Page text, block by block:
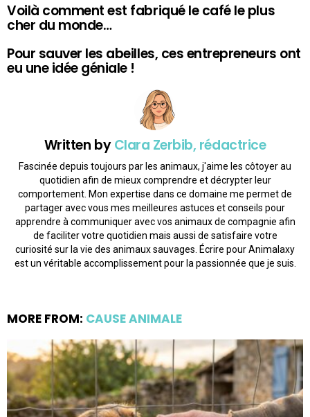
Voilà comment est fabriqué le café le plus
cher du monde…
Pour sauver les abeilles, ces entrepreneurs ont
eu une idée géniale !
Written byClara Zerbib, rédactrice
Fascinée depuis toujours par les animaux, j'aime les côtoyer au
quotidien afin de mieux comprendre et décrypter leur
comportement. Mon expertise dans ce domaine me permet de
partager avec vous mes meilleures astuces et conseils pour
apprendre à communiquer avec vos animaux de compagnie afin
de faciliter votre quotidien mais aussi de satisfaire votre
curiosité sur la vie des animaux sauvages. Écrire pour Animalaxy
est un véritable accomplissement pour la passionnée que je suis.
MORE FROM: CAUSE ANIMALE